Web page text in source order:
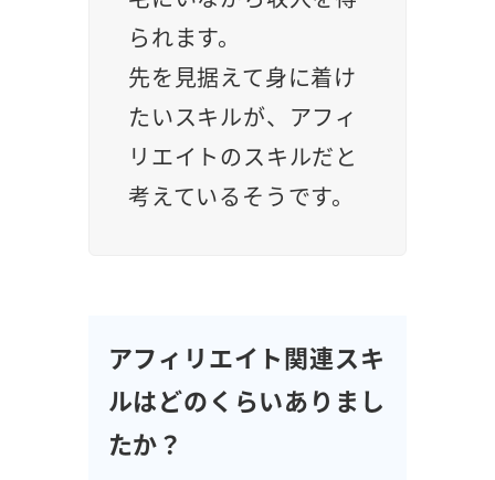
られます。
先を見据えて身に着け
たいスキルが、アフィ
リエイトのスキルだと
考えているそうです。
アフィリエイト関連スキ
ルはどのくらいありまし
たか？